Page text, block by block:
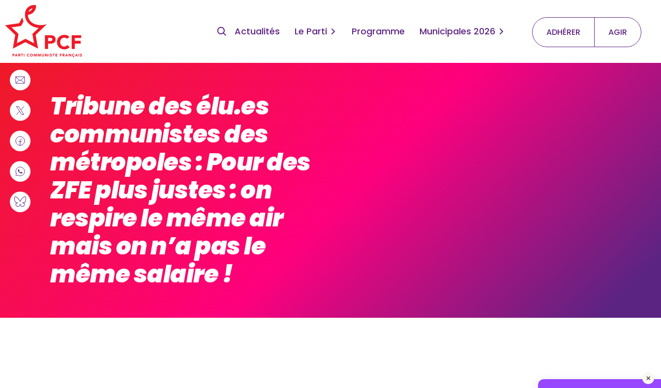
Actualités Le Parti Programme Municipales 2026 ADHÉRER AGIR
Tribune des élu.es
communistes des
métropoles : Pour des
ZFE plus justes : on
respire le même air
mais on n’a pas le
même salaire !